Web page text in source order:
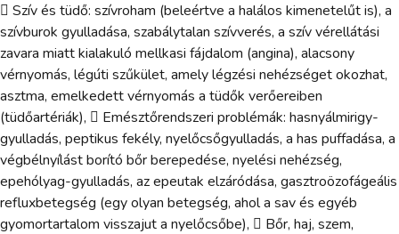
 Szív és tüdő: szívroham (beleértve a halálos kimenetelűt is), a
szívburok gyulladása, szabálytalan szívverés, a szív vérellátási
zavara miatt kialakuló mellkasi fájdalom (angina), alacsony
vérnyomás, légúti szűkület, amely légzési nehézséget okozhat,
asztma, emelkedett vérnyomás a tüdők verőereiben
(tüdőartériák),  Emésztőrendszeri problémák: hasnyálmirigy-
gyulladás, peptikus fekély, nyelőcsőgyulladás, a has puffadása, a
végbélnyílást borító bőr berepedése, nyelési nehézség,
epehólyag-gyulladás, az epeutak elzáródása, gasztroözofágeális
refluxbetegség (egy olyan betegség, ahol a sav és egyéb
gyomortartalom visszajut a nyelőcsőbe),  Bőr, haj, szem,